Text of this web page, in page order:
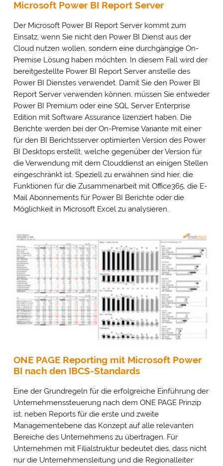
Microsoft Power BI Report Server
Der Microsoft Power BI Report Server kommt zum
Einsatz, wenn Sie nicht den Power BI Dienst aus der
Cloud nutzen wollen, sondern eine durchgängige On-
Premise Lösung haben möchten. In diesem Fall wird der
bereitgestellte Power BI Report Server anstelle des
Power BI Dienstes verwendet. Damit Sie den Power BI
Report Server verwenden können, müssen Sie entweder
Power BI Premium oder eine SQL Server Enterprise
Edition mit Software Assurance lizenziert haben. Die
Berichte werden bei der On-Premise Variante mit einer
für den BI Berichtsserver optimierten Version des Power
BI Desktops erstellt, welche gegenüber der Version für
die Verwendung mit dem Clouddienst an einigen Stellen
eingeschränkt ist. Speziell zu erwähnen sind hier, die
Funktionen für die Zusammenarbeit mit Office365, die E-
Mail Abonnements für Power BI Berichte oder die
Möglichkeit in Microsoft Excel zu analysieren.
ONE PAGE Reporting mit Microsoft Power
BI nach den IBCS-Standards
Eine der Grundregeln für die erfolgreiche Einführung der
Unternehmenssteuerung nach dem ONE PAGE Prinzip
ist, neben Reports für die erste und zweite
Managementebene das Konzept auf alle relevanten
Bereiche des Unternehmens zu übertragen. Für
Unternehmen mit Filialstruktur bedeutet dies, dass nicht
nur die Unternehmensleitung und die Regionalleiter